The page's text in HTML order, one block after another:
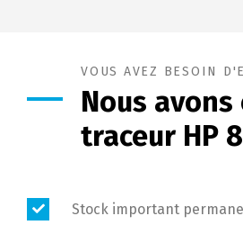
VOUS AVEZ BESOIN
Nous
traceur HP
Stock important